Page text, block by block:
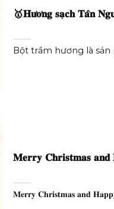
🥇𝐇𝐮̛𝐨̛𝐧𝐠 𝐬𝐚̣𝐜𝐡 𝐓𝐚̂𝐧
Bột trầm hương là sản
𝐌𝐞𝐫𝐫𝐲 𝐂𝐡𝐫𝐢𝐬𝐭𝐦𝐚𝐬
𝐌𝐞𝐫𝐫𝐲 𝐂𝐡𝐫𝐢𝐬𝐭𝐦𝐚𝐬 𝐚𝐧𝐝